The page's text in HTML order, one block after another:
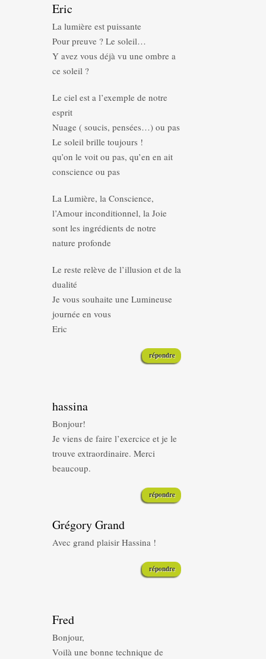
Eric
La lumière est puissante
Pour preuve ? Le soleil…
Y avez vous déjà vu une ombre a
ce soleil ?
Le ciel est a l’exemple de notre
esprit
Nuage ( soucis, pensées…) ou pas
Le soleil brille toujours !
qu’on le voit ou pas, qu’en en ait
conscience ou pas
La Lumière, la Conscience,
l’Amour inconditionnel, la Joie
sont les ingrédients de notre
nature profonde
Le reste relève de l’illusion et de la
dualité
Je vous souhaite une Lumineuse
journée en vous
Eric
répondre
hassina
Bonjour!
Je viens de faire l’exercice et je le
trouve extraordinaire. Merci
beaucoup.
répondre
Grégory Grand
Avec grand plaisir Hassina !
répondre
Fred
Bonjour,
Voilà une bonne technique de